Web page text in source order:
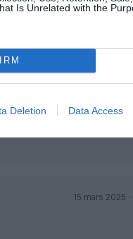
Is Unrelated with the
Deletion Data Access
TwitterPinterestLinkedIn
15 mars 2025
les promenades à
15 mars 2025